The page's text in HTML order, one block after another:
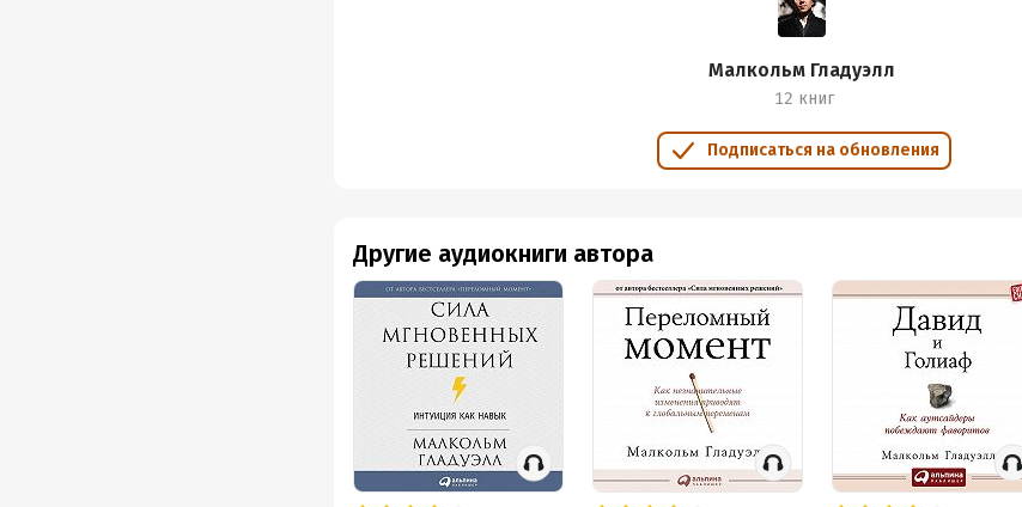
Малкольм Гладуэлл
12 книг
Подписаться на обновления
Другие аудиокниги автора